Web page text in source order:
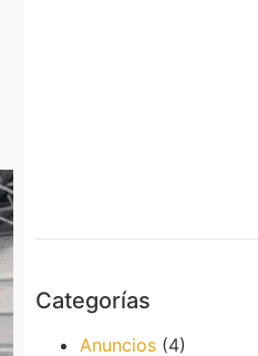
Categorías
Anuncios(4)